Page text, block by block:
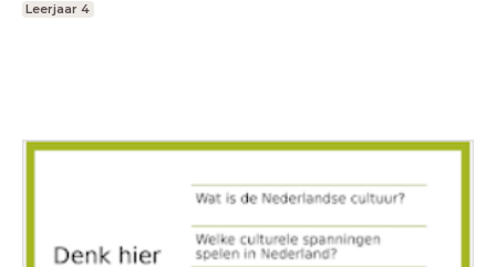
Leerjaar 4